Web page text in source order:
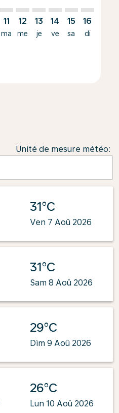
11
ma
12
me
13
je
14
ve
15
sa
16
di
Unité de mesure météo:
31°C
Ven 7 Aoû 2026
31°C
Sam 8 Aoû 2026
29°C
Dim 9 Aoû 2026
26°C
Lun 10 Aoû 2026